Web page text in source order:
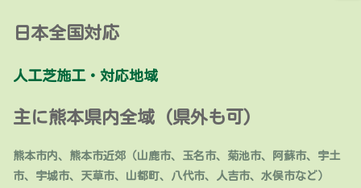
日本全国対応
人工芝施工・対応地域
主に熊本県内全域 (県外も可)
熊本市内、熊本市近郊（山鹿市、玉名市、菊池市、阿蘇市、宇土
市、宇城市、天草市、山都町、八代市、人吉市、水俣市など）